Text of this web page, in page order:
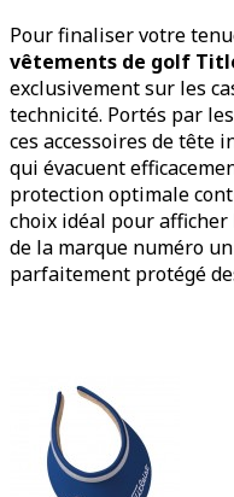
Pour finaliser votre
vêtements de golf
exclusivement sur les
technicité. Portés par
ces accessoires de tête
qui évacuent
protection optimale
choix idéal pour
de la marque numéro
parfaitement protégé